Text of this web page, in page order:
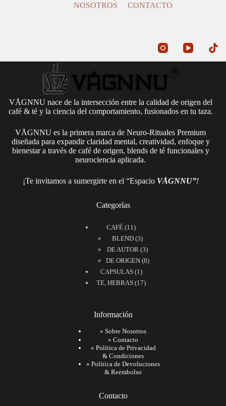
NOSOTROS
CONTACTO
VÅGNNU nace de la intersección entre la calidad de origen del
café & té y la ciencia del comportamiento, fusionados en tu taza.
VÅGNNU es la primera marca de Neuro-Rituales Premium
diseñada para expandir claridad mental, creatividad, enfoque y
bienestar a través de café de origen, blends de té funcionales y
neurociencia aplicada.
¡Te invitamos a sumergirte en el “Espacio VÅGNNU”!
Categorías
CAFÉ 1111
productos
BLEND 33
productos
DE AUTOR 33
productos
DE ORIGEN 88
CAPSULAS 11
producto
TE, HEBRAS 1717
Información
» Sobre Nosotros
» Contacto
» Política de Privacidad
& Condiciones
» Política de Devoluciones
& Reembolso
Contacto